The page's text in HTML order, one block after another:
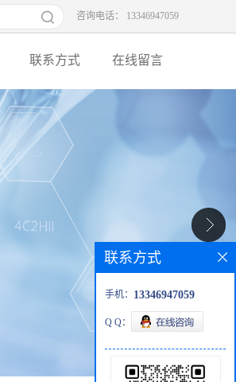
咨询电话： 13346947059
联系方式 在线留言
联系方式
手机： 13346947059
Q Q：